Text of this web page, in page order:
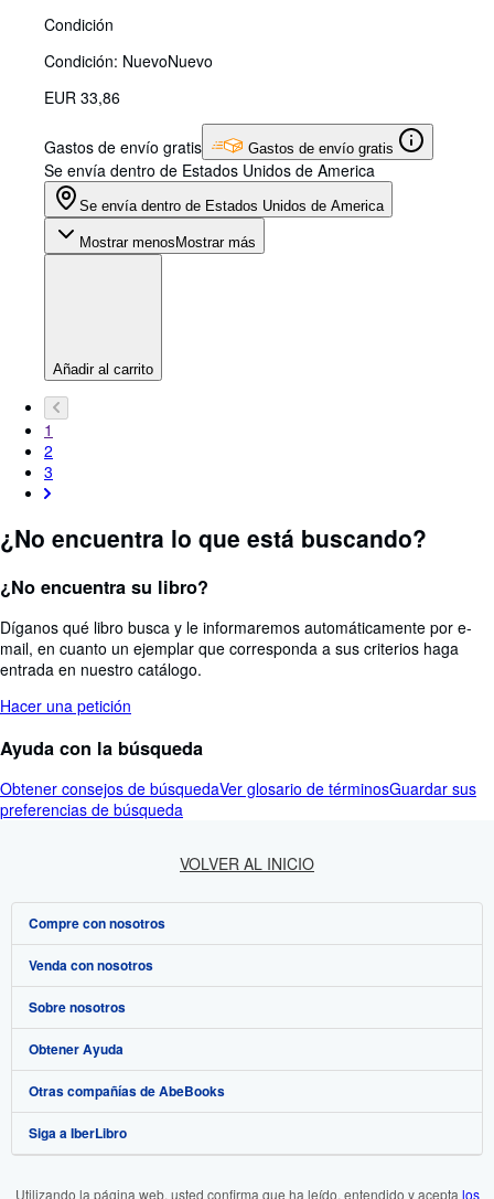
Condición
Condición: NuevoNuevo
EUR 33,86
Gastos de envío gratis Gastos de envío gratis
Se envía dentro de Estados Unidos de America
Se envía dentro de Estados Unidos de America
Mostrar menos Mostrar más
Añadir al carrito
1
2
3
¿No encuentra lo que está buscando?
¿No encuentra su libro?
Díganos qué libro busca y le informaremos automáticamente por e-
mail, en cuanto un ejemplar que corresponda a sus criterios haga
entrada en nuestro catálogo.
Hacer una petición
Ayuda con la búsqueda
Obtener consejos de búsquedaVer glosario de términosGuardar sus
preferencias de búsqueda
VOLVER AL INICIO
Compre con nosotros
Búsqueda avanzada
Colecciones
Mi cuenta
Mis pedidos
Ver carrito
Venda con nosotros
Comenzar a vender
Únase a nuestro programa de afiliados
Recomiende un vendedor
Sobre nosotros
Sobre IberLibro
Medios
Empleo
Obtener Ayuda
Preguntas frecuentes y guías
Atención al Cliente
Otras compañías de AbeBooks
AbeBooks.com
Siga a IberLibro
Utilizando la página web, usted confirma que ha leído, entendido y acepta los